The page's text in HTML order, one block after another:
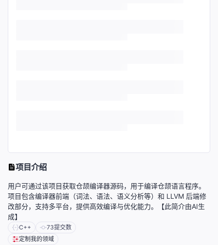
项目介绍
用户可通过该项目获取仓颉编译器源码，用于编译仓颉语言程序。
项目包含编译器前端（词法、语法、语义分析等）和 LLVM 后端修
改部分，支持多平台，提供高效编译与优化能力。【此简介由AI生
成】
C++ 73提交数
定制我的领域